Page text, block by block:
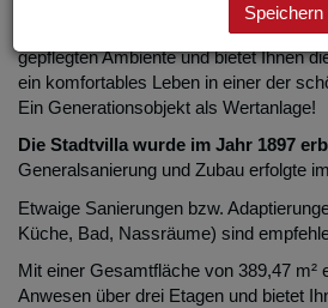
Diese exquisite Immobilie vereint
gepflegten Ambiente und bietet Ihnen
ein komfortables Leben in einer der
Ein Generationsobjekt als Wertanlage!
Die Stadtvilla wurde im Jahr 1897
Generalsanierung und Zubau erfolgte
Etwaige Sanierungen bzw.
Küche, Bad, Nassräume) sind
Mit einer Gesamtfläche von 389,47 m²
Anwesen über drei Etagen und bietet
Speichern